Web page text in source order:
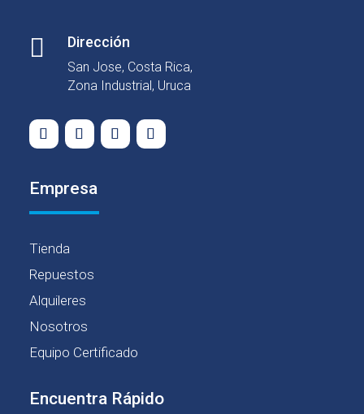
 Dirección
San Jose, Costa Rica,
Zona Industrial, Uruca
Empresa
Tienda
Repuestos
Alquileres
Nosotros
Equipo Certificado
Encuentra Rápido